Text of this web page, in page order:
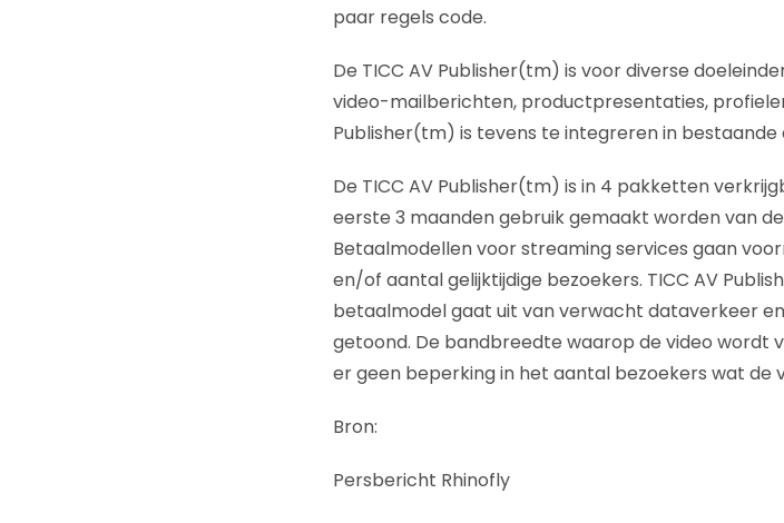
paar regels code.
De TICC AV Publisher(tm) is voor diverse
video-mailberichten, productpresentaties,
Publisher(tm) is tevens te integreren in bestaande
De TICC AV Publisher(tm) is in 4 pakketten
eerste 3 maanden gebruik gemaakt worden van
Betaalmodellen voor streaming services gaan
en/of aantal gelijktijdige bezoekers. TICC AV
betaalmodel gaat uit van verwacht dataverkeer
getoond. De bandbreedte waarop de video wordt
er geen beperking in het aantal bezoekers wat de
Bron:
Persbericht Rhinofly